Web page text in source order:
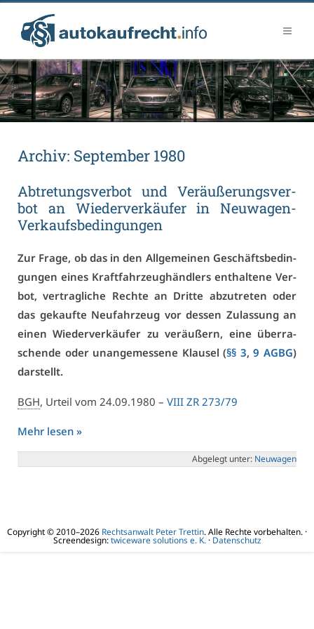
Ar­chiv: Sep­tem­ber 1980
Ab­tre­tungs­ver­bot und Ver­äu­ße­rungs­ver­
bot an Wie­der­ver­käu­fer in Neu­wa­gen-
Ver­kaufs­be­din­gun­gen
Zur Fra­ge, ob das in den All­ge­mei­nen Ge­schäfts­be­din­
gun­gen ei­nes Kraft­fahr­zeug­händ­lers ent­hal­te­ne Ver­
bot, ver­trag­li­che Rech­te an Drit­te ab­zu­tre­ten oder
das ge­kauf­te Neu­fahr­zeug vor des­sen Zu­las­sung an
ei­nen Wie­der­ver­käu­fer zu ver­äu­ßern, ei­ne über­ra­
schen­de oder un­an­ge­mes­se­ne Klau­sel (§§ 3,9 AGBG)
dar­stellt.
BGH, Ur­teil vom 24.09.1980 – VI­II ZR 273/79
Mehr le­sen »
Ab­ge­legt un­ter: Neu­wa­gen
Copyright © 2010–2026 Rechtsanwalt Peter Trettin. Alle Rechte vorbehalten. ·
Screendesign:twiceware solutions e. K.· Datenschutz